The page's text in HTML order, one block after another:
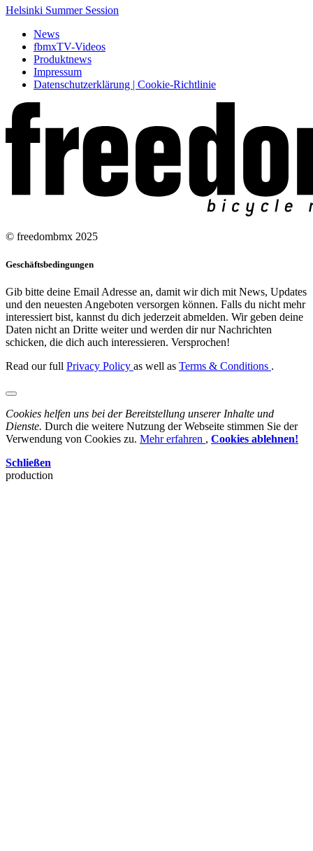
Helsinki Summer Session
News
fbmxTV-Videos
Produktnews
Impressum
Datenschutzerklärung | Cookie-Richtlinie
© freedombmx 2025
Geschäftsbedingungen
Gib bitte deine Email Adresse an, damit wir dich mit News, Updates
und den neuesten Angeboten versorgen können. Falls du nicht mehr
interessiert bist, kannst du dich jederzeit abmelden. Wir geben deine
Daten nicht an Dritte weiter und werden dir nur Nachrichten
schicken, die dich auch interessieren. Versprochen!
Read our full Privacy Policy as well as Terms & Conditions .
Cookies helfen uns bei der Bereitstellung unserer Inhalte und
Dienste. Durch die weitere Nutzung der Webseite stimmen Sie der
Verwendung von Cookies zu. Mehr erfahren , Cookies ablehnen!
Schließen
production